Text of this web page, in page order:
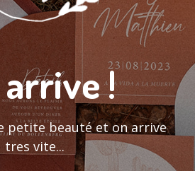
arrive !
petite beauté et on arrive
tres vite...